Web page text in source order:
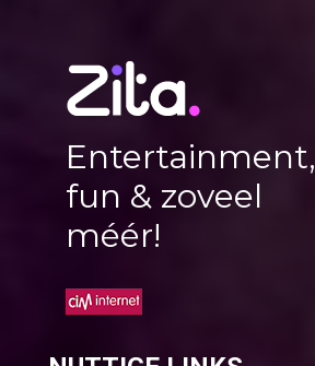
Entertainment,
fun & zoveel
méér!